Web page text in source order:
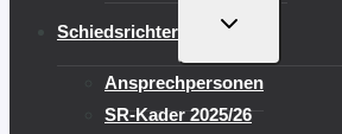
Schiedsrichter
UNTERMENÜ
Ansprechpersonen
SR-Kader 2025/26